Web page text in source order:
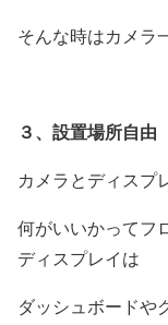
そんな時はカメラ
３、設置場所自
カメラとディスプ
何がいいかってフ
ディスプレイは
ダッシュボードや